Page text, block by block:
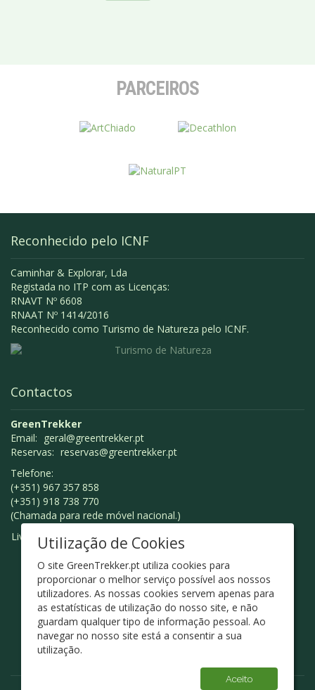
PARCEIROS
Reconhecido pelo ICNF
Caminhar & Explorar, Lda
Registada no ITP com as Licenças:
RNAVT Nº 6608
RNAAT Nº 1414/2016
Reconhecido como Turismo de Natureza pelo ICNF.
Contactos
GreenTrekker
Email: geral@greentrekker.pt
Reservas: reservas@greentrekker.pt
Telefone:
(+351) 967 357 858
(+351) 918 738 770
(Chamada para rede móvel nacional.)
Livro de Reclamações
Utilização de Cookies
O site GreenTrekker.pt utiliza cookies para
proporcionar o melhor serviço possível aos nossos
utilizadores. As nossas cookies servem apenas para
as estatísticas de utilização do nosso site, e não
guardam qualquer tipo de informação pessoal. Ao
navegar no nosso site está a consentir a sua
utilização.
Aceito